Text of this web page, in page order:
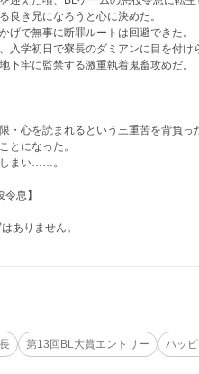
良き兄になろうと心に決めた。
で無事に断罪ルートは回避できた。
学初日で寮長のダミアンに目を付け
牢に監禁する激重執着鬼畜攻めだ。
・心を読まれるという三重苦を背負っ
とになった。
まい……。
息】
ありません。
第13回BL大賞エントリー ハッ